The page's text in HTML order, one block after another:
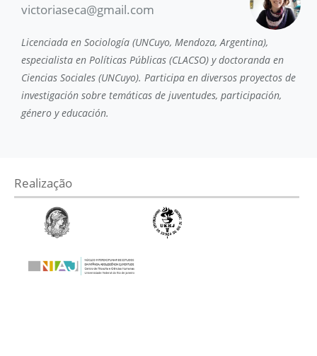
victoriaseca@gmail.com
Licenciada en Sociología (UNCuyo, Mendoza, Argentina),
especialista en Políticas Públicas (CLACSO) y doctoranda en
Ciencias Sociales (UNCuyo). Participa en diversos proyectos de
investigación sobre temáticas de juventudes, participación,
género y educación.
Realização